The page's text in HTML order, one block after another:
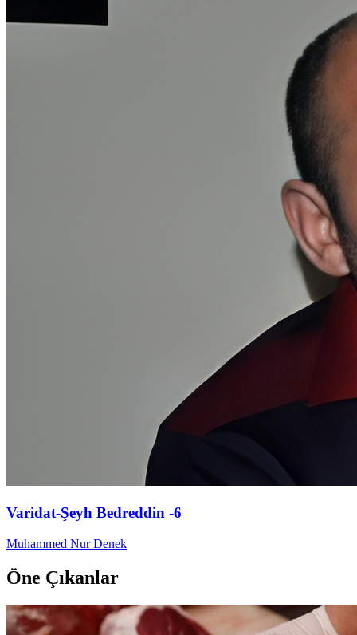
Varidat-Şeyh Bedreddin -6
Muhammed Nur Denek
Öne Çıkanlar